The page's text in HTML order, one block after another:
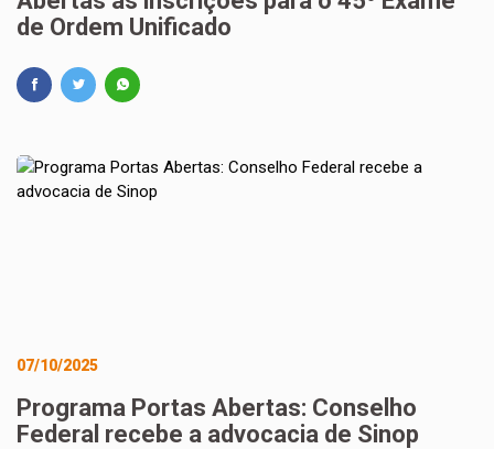
de Ordem Unificado
07/10/2025
Programa Portas Abertas: Conselho
Federal recebe a advocacia de Sinop